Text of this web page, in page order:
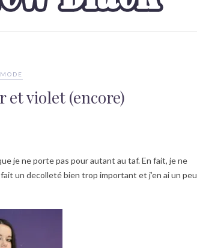
MODE
et violet (encore)
je ne porte pas pour autant au taf. En fait, je ne
un decolleté bien trop important et j’en ai un peu